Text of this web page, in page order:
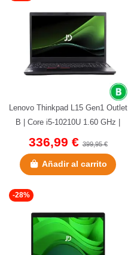
Lenovo Thinkpad L15 Gen1 Outlet
B | Core i5-10210U 1.60 GHz |
256 GB NVMe | 8 GB DDR4 |...
336,99 €399,95 €
Añadir al carrito
-28%